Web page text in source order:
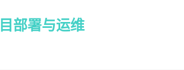
部署与运维